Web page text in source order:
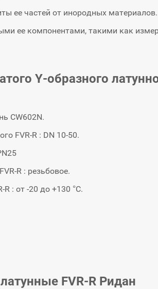
ее частей от инородных материалов.
ее компонентами, такими как
Y-образного
CW602N.
FVR-R : DN 10-50.
R : резьбовое.
: от -20 до +130 °С.
FVR-R Ридан